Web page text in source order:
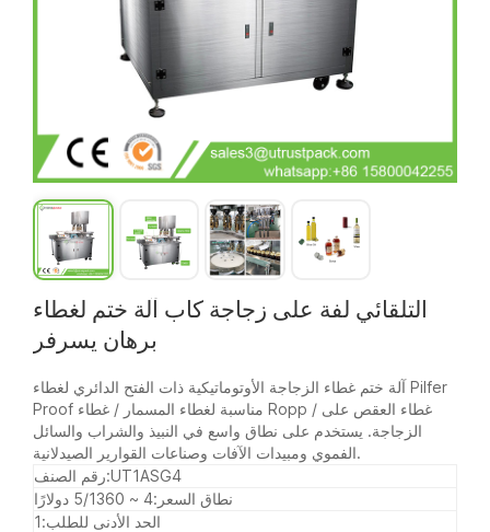
التلقائي لفة على زجاجة كاب آلة ختم لغطاء
برهان يسرفر
آلة ختم غطاء الزجاجة الأوتوماتيكية ذات الفتح الدائري لغطاء Pilfer
Proof مناسبة لغطاء المسمار / غطاء Ropp / غطاء العقص على
الزجاجة. يستخدم على نطاق واسع في النبيذ والشراب والسائل
الفموي ومبيدات الآفات وصناعات القوارير الصيدلانية.
رقم الصنف:UT1ASG4
نطاق السعر:4 ~ 5/1360 دولارًا
الحد الأدنى للطلب:1